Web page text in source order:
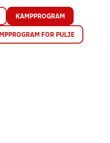
KAMPPROGRAM
FOR PULJE